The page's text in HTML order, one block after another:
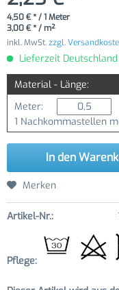
4,50 € * / 1 Meter
3,00 € * / m²
inkl. MwSt.zzgl.
Lieferzeit
Material - Länge:
Meter:
1 Nachkommastellen
In den
Merken
Artikel-Nr.:
Pflege: